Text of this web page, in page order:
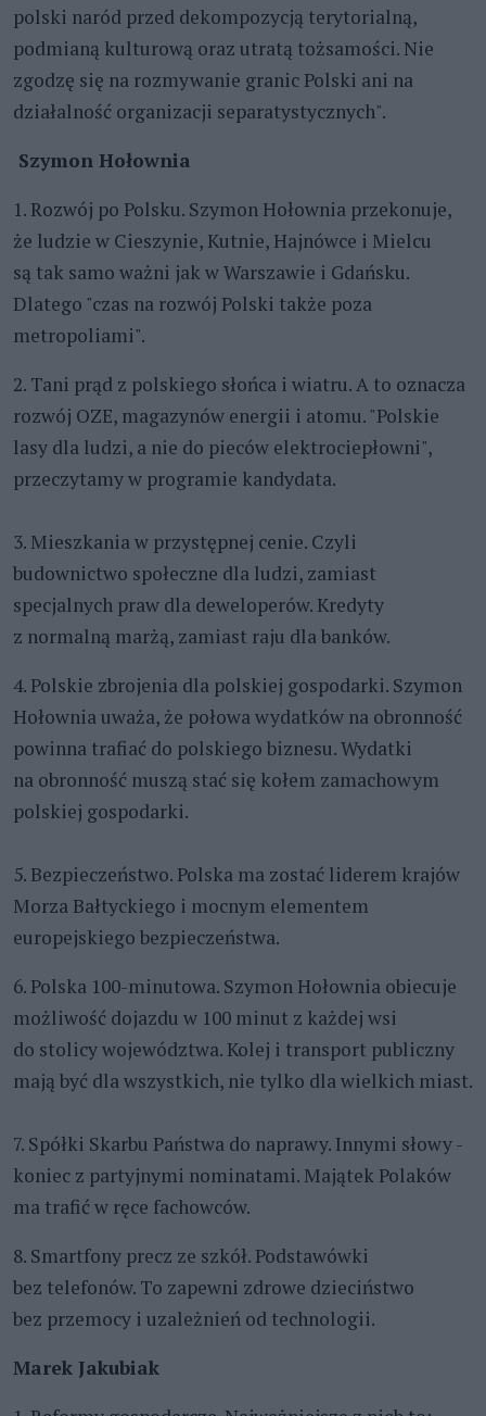
polski naród przed dekompozycją terytorialną,
podmianą kulturową oraz utratą tożsamości. Nie
zgodzę się na rozmywanie granic Polski ani na
działalność organizacji separatystycznych".
Szymon Hołownia
1. Rozwój po Polsku. Szymon Hołownia przekonuje,
że ludzie w Cieszynie, Kutnie, Hajnówce i Mielcu
są tak samo ważni jak w Warszawie i Gdańsku.
Dlatego "czas na rozwój Polski także poza
metropoliami".
2. Tani prąd z polskiego słońca i wiatru. A to oznacza
rozwój OZE, magazynów energii i atomu. "Polskie
lasy dla ludzi, a nie do pieców elektrociepłowni",
przeczytamy w programie kandydata.
3. Mieszkania w przystępnej cenie. Czyli
budownictwo społeczne dla ludzi, zamiast
specjalnych praw dla deweloperów. Kredyty
z normalną marżą, zamiast raju dla banków.
4. Polskie zbrojenia dla polskiej gospodarki. Szymon
Hołownia uważa, że połowa wydatków na obronność
powinna trafiać do polskiego biznesu. Wydatki
na obronność muszą stać się kołem zamachowym
polskiej gospodarki.
5. Bezpieczeństwo. Polska ma zostać liderem krajów
Morza Bałtyckiego i mocnym elementem
europejskiego bezpieczeństwa.
6. Polska 100-minutowa. Szymon Hołownia obiecuje
możliwość dojazdu w 100 minut z każdej wsi
do stolicy województwa. Kolej i transport publiczny
mają być dla wszystkich, nie tylko dla wielkich miast.
7. Spółki Skarbu Państwa do naprawy. Innymi słowy -
koniec z partyjnymi nominatami. Majątek Polaków
ma trafić w ręce fachowców.
8. Smartfony precz ze szkół. Podstawówki
bez telefonów. To zapewni zdrowe dzieciństwo
bez przemocy i uzależnień od technologii.
Marek Jakubiak